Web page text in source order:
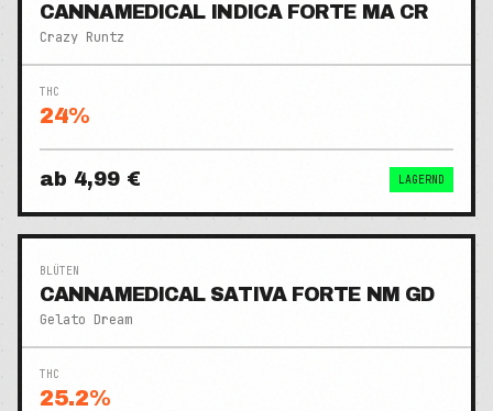
CANNAMEDICAL INDICA FORTE MA CR
Crazy Runtz
THC
24%
ab 4,99 € LAGERND
BLÜTEN
CANNAMEDICAL SATIVA FORTE NM GD
Gelato Dream
THC
25.2%